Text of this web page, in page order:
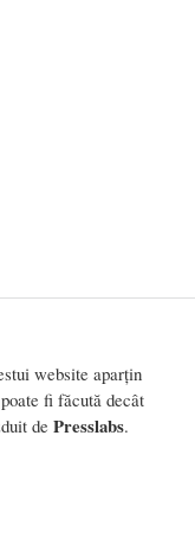
website aparțin
fi făcută decât
de Presslabs.